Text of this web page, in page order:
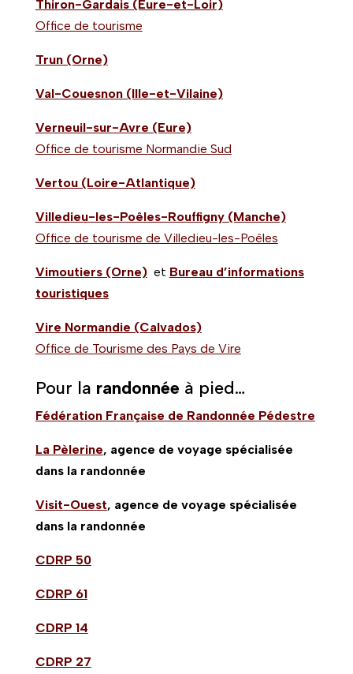
Thiron-Gardais (Eure-et-Loir)
Office de tourisme
Trun (Orne)
Val-Couesnon (Ille-et-Vilaine)
Verneuil-sur-Avre (Eure)
Office de tourisme Normandie Sud
Vertou (Loire-Atlantique)
Villedieu-les-Poêles-Rouffigny (Manche)
Office de tourisme de Villedieu-les-Poêles
Vimoutiers (Orne)et Bureau d’informations
touristiques
Vire Normandie (Calvados)
Office de Tourisme des Pays de Vire
Pour la randonnée à pied…
Fédération Française de Randonnée Pédestre
La Pèlerine, agence de voyage spécialisée
dans la randonnée
Visit-Ouest, agence de voyage spécialisée
dans la randonnée
CDRP 50
CDRP 61
CDRP 14
CDRP 27